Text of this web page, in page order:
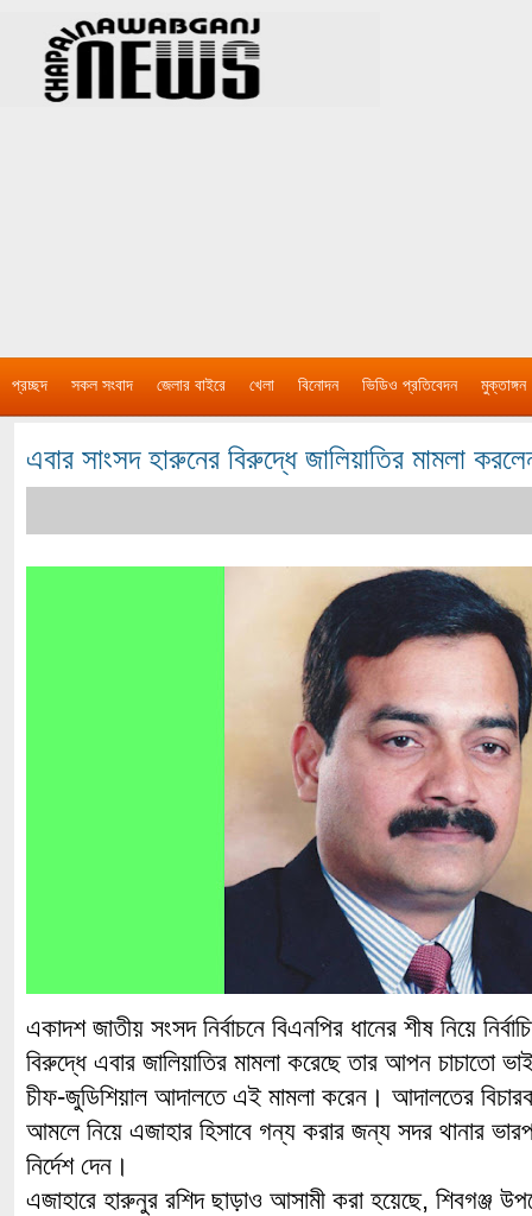
প্রচ্ছদ সকল সংবাদ জেলার বাইরে খেলা বিনোদন ভিডিও প্রতিবেদন মুক্তাঙ্গন
এবার সাংসদ হারুনের বিরুদ্ধে জালিয়াতির মামলা
একাদশ জাতীয় সংসদ নির্বাচনে বিএনপির ধানের শীষ নিয়ে
বিরুদ্ধে এবার জালিয়াতির মামলা করেছে তার আপন চাচাতো
চীফ-জুডিশিয়াল আদালতে এই মামলা করেন। আদালতের
আমলে নিয়ে এজাহার হিসাবে গন্য করার জন্য সদর থানার
নির্দেশ দেন।
এজাহারে হারুনুর রশিদ ছাড়াও আসামী করা হয়েছে, শিবগঞ্জ